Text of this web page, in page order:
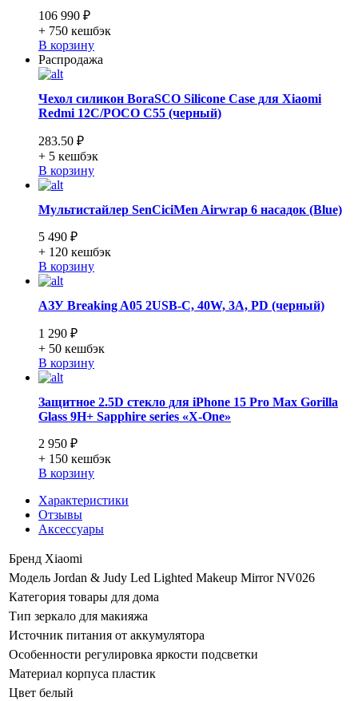
106 990 ₽
+ 750 кешбэк
В корзину
Распродажа
Чехол силикон BoraSCO Silicone Case для Xiaomi
Redmi 12C/POCO C55 (черный)
283.50 ₽
+ 5 кешбэк
В корзину
Мультистайлер SenCiciMen Airwrap 6 насадок (Blue)
5 490 ₽
+ 120 кешбэк
В корзину
АЗУ Breaking A05 2USB-C, 40W, 3A, PD (черный)
1 290 ₽
+ 50 кешбэк
В корзину
Защитное 2.5D стекло для iPhone 15 Pro Max Gorilla
Glass 9H+ Sapphire series «X-One»
2 950 ₽
+ 150 кешбэк
В корзину
Характеристики
Отзывы
Аксессуары
Бренд Xiaomi
Модель Jordan & Judy Led Lighted Makeup Mirror NV026
Категория товары для дома
Тип зеркало для макияжа
Источник питания от аккумулятора
Особенности регулировка яркости подсветки
Материал корпуса пластик
Цвет белый